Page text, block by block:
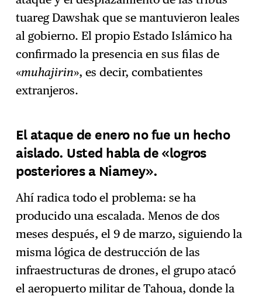
tuareg Dawshak que se mantuvieron leales
al gobierno. El propio Estado Islámico ha
confirmado la presencia en sus filas de
«muhajirin», es decir, combatientes
extranjeros.
El ataque de enero no fue un hecho
aislado. Usted habla de «logros
posteriores a Niamey».
Ahí radica todo el problema: se ha
producido una escalada. Menos de dos
meses después, el 9 de marzo, siguiendo la
misma lógica de destrucción de las
infraestructuras de drones, el grupo atacó
el aeropuerto militar de Tahoua, donde la